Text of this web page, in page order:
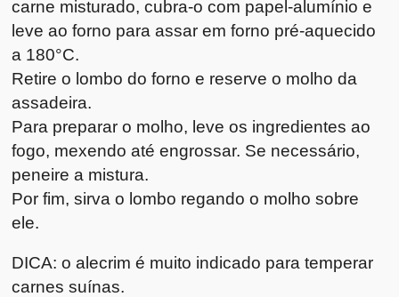
carne misturado, cubra-o com papel-alumínio e
leve ao forno para assar em forno pré-aquecido
a 180°C.
Retire o lombo do forno e reserve o molho da
assadeira.
Para preparar o molho, leve os ingredientes ao
fogo, mexendo até engrossar. Se necessário,
peneire a mistura.
Por fim, sirva o lombo regando o molho sobre
ele.
DICA: o alecrim é muito indicado para temperar
carnes suínas.